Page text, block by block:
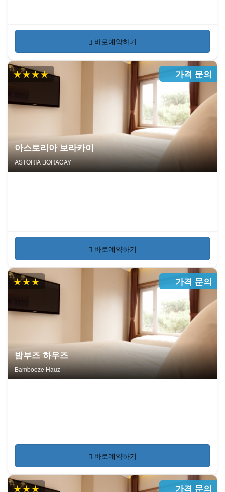
바로예약하기
★★★★ 가격 문의
아스토리아 보라카이
ASTORIA BORACAY
바로예약하기
★★★ 가격 문의
밤부즈 하우즈
Bambooze Hauz
바로예약하기
★★★ 가격 문의